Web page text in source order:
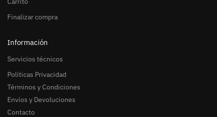
Finalizar compra
Información
Servicios técnicos
Políticas Privacidad
Términos y Condiciones
Envíos y Devoluciones
Contacto